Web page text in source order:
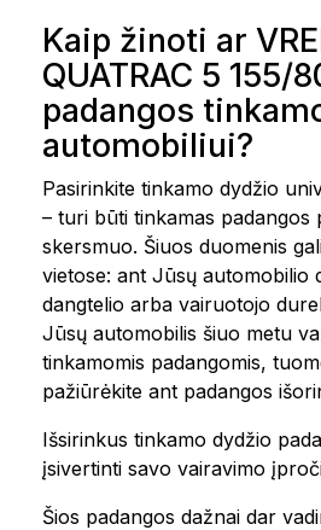
Kaip žinoti ar
QUATRAC 5 155/
padangos
automobiliui?
Pasirinkite tinkamo dydžio
– turi būti tinkamas padangos
skersmuo. Šiuos duomenis
vietose: ant Jūsų automobilio
dangtelio arba vairuotojo
Jūsų automobilis šiuo metu
tinkamomis padangomis,
pažiūrėkite ant padangos
Išsirinkus tinkamo dydžio
įsivertinti savo vairavimo
Šios padangos dažnai dar